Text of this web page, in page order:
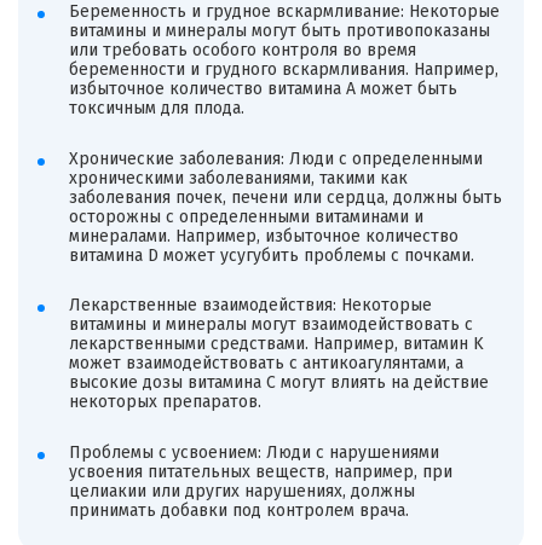
Беременность и грудное вскармливание: Некоторые
витамины и минералы могут быть противопоказаны
или требовать особого контроля во время
беременности и грудного вскармливания. Например,
избыточное количество витамина A может быть
токсичным для плода.
Хронические заболевания: Люди с определенными
хроническими заболеваниями, такими как
заболевания почек, печени или сердца, должны быть
осторожны с определенными витаминами и
минералами. Например, избыточное количество
витамина D может усугубить проблемы с почками.
Лекарственные взаимодействия: Некоторые
витамины и минералы могут взаимодействовать с
лекарственными средствами. Например, витамин K
может взаимодействовать с антикоагулянтами, а
высокие дозы витамина C могут влиять на действие
некоторых препаратов.
Проблемы с усвоением: Люди с нарушениями
усвоения питательных веществ, например, при
целиакии или других нарушениях, должны
принимать добавки под контролем врача.